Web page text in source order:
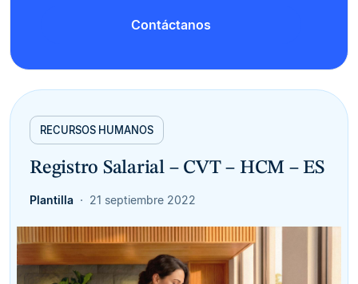
Contáctanos
RECURSOS HUMANOS
Registro Salarial – CVT – HCM – ES
Plantilla 21 septiembre 2022